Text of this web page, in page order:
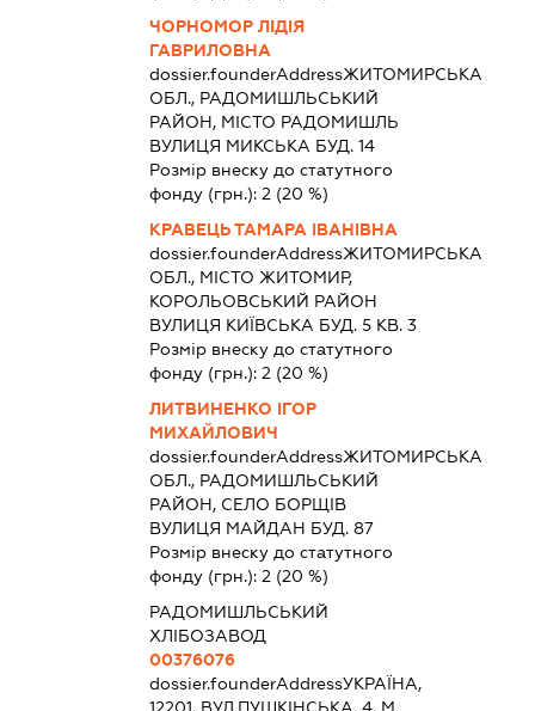
ЧОРНОМОР ЛІДІЯ
ГАВРИЛОВНА
dossier.founderAddressЖИТОМИРСЬКА
ОБЛ., РАДОМИШЛЬСЬКИЙ
РАЙОН, МІСТО РАДОМИШЛЬ
ВУЛИЦЯ МИКСЬКА БУД. 14
Розмір внеску до статутного
фонду (грн.): 2 (20 %)
КРАВЕЦЬ ТАМАРА ІВАНІВНА
dossier.founderAddressЖИТОМИРСЬКА
ОБЛ., МІСТО ЖИТОМИР,
КОРОЛЬОВСЬКИЙ РАЙОН
ВУЛИЦЯ КИЇВСЬКА БУД. 5 КВ. 3
Розмір внеску до статутного
фонду (грн.): 2 (20 %)
ЛИТВИНЕНКО ІГОР
МИХАЙЛОВИЧ
dossier.founderAddressЖИТОМИРСЬКА
ОБЛ., РАДОМИШЛЬСЬКИЙ
РАЙОН, СЕЛО БОРЩІВ
ВУЛИЦЯ МАЙДАН БУД. 87
Розмір внеску до статутного
фонду (грн.): 2 (20 %)
РАДОМИШЛЬСЬКИЙ
ХЛІБОЗАВОД
00376076
dossier.founderAddressУКРАЇНА,